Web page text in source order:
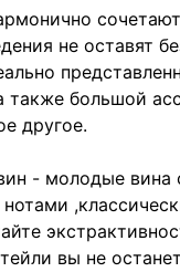
не оставят
большой
другое.
- молодые
вы не